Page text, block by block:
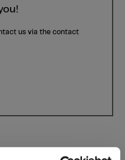
us via the contact